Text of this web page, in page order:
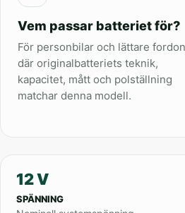
Vem passar batteriet för?
För personbilar och lättare fordon
där originalbatteriets teknik,
kapacitet, mått och polställning
matchar denna modell.
12 V
SPÄNNING